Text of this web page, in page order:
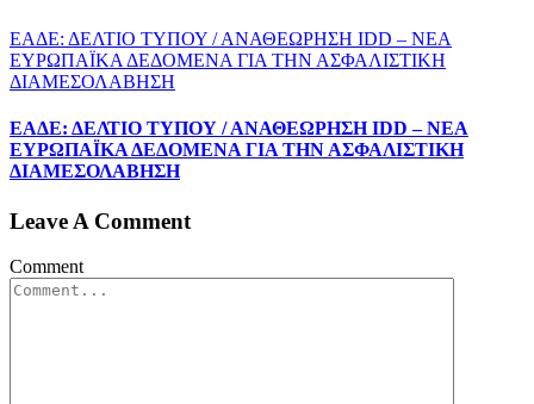
EΑΔΕ: ΔΕΛΤΙΟ ΤΥΠΟΥ / ΑΝΑΘΕΩΡΗΣΗ IDD – ΝΕΑ
ΕΥΡΩΠΑΪΚΑ ΔΕΔΟΜΕΝΑ ΓΙΑ ΤΗΝ ΑΣΦΑΛΙΣΤΙΚΗ
ΔΙΑΜΕΣΟΛΑΒΗΣΗ
EΑΔΕ: ΔΕΛΤΙΟ ΤΥΠΟΥ / ΑΝΑΘΕΩΡΗΣΗ IDD – ΝΕΑ
ΕΥΡΩΠΑΪΚΑ ΔΕΔΟΜΕΝΑ ΓΙΑ ΤΗΝ ΑΣΦΑΛΙΣΤΙΚΗ
ΔΙΑΜΕΣΟΛΑΒΗΣΗ
Leave A Comment
Comment